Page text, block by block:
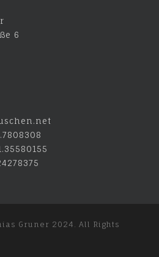
6
Gruner 2024. All Rights